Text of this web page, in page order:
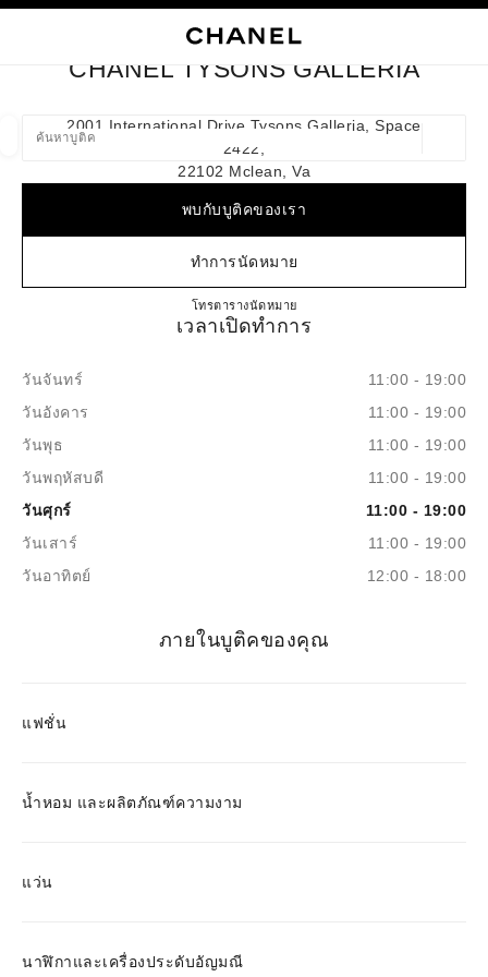
ข้อเสนอจะแสดงอยู่ใต้แถบค้นหานี้
ปิดการ์ดบูติก CHANEL TYSONS GALLERIA
CHANEL TYSONS GALLERIA
2001 International Drive Tysons Galleria, Space
2422,
22102 Mclean, Va
พบกับบูติคของเรา
ทำการนัดหมาย
โทร7038470555
ตารางนัดหมายCHANEL TYSONS
เวลาเปิดทำการ
วันจันทร์
11:00 - 19:00
วันอังคาร
11:00 - 19:00
วันพุธ
11:00 - 19:00
วันพฤหัสบดี
11:00 - 19:00
วันศุกร์
11:00 - 19:00
วันเสาร์
11:00 - 19:00
วันอาทิตย์
12:00 - 18:00
ภายในบูติคของคุณ
แฟชั่น
น้ำหอม และผลิตภัณฑ์ความงาม
แว่น
นาฬิกาและเครื่องประดับอัญมณี
ตัวกรอง
ตัวกรองผลลัพธ์โดย: